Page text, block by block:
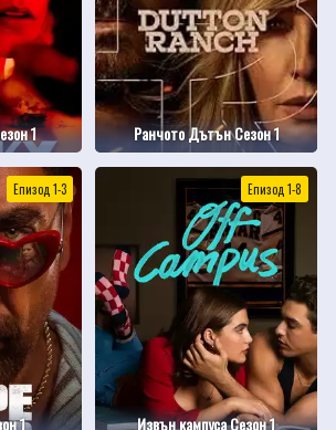
1 Ранчото Дътън Сезон 1
Епизод 1-3
1
Епизод 1-8
Извън кампуса Сезон 1